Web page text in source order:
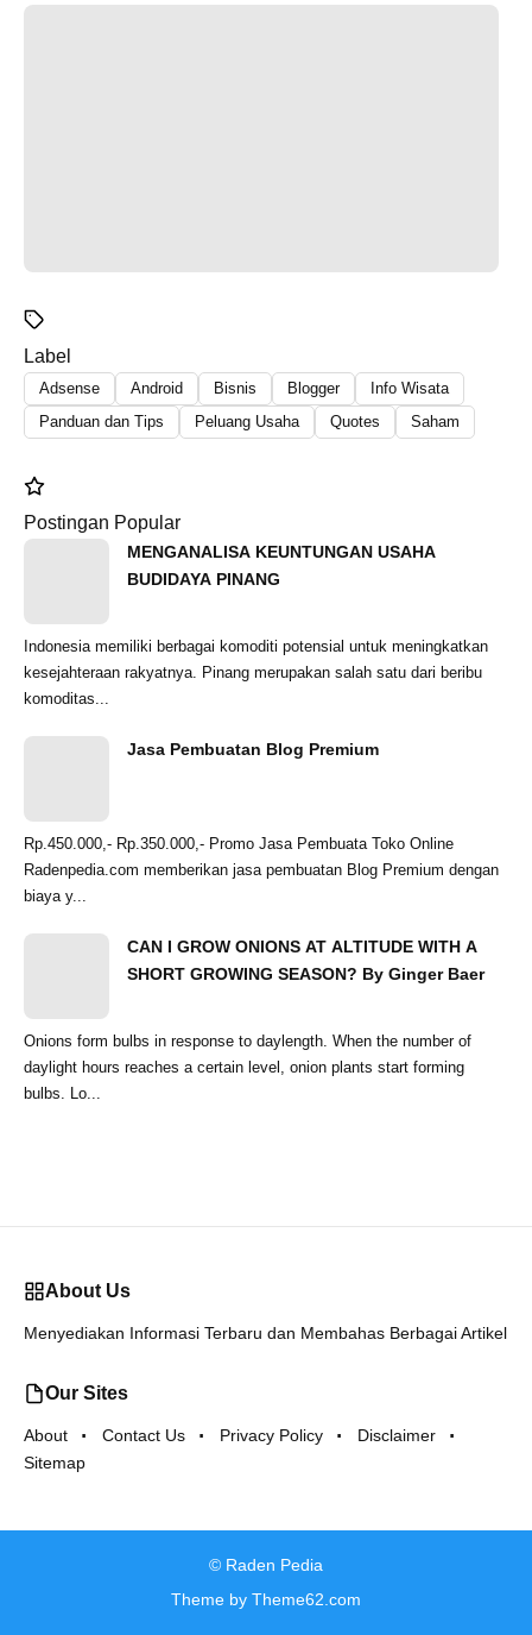
Label
Adsense Android Bisnis Blogger
Info Wisata
Panduan dan Tips
Peluang Usaha Quotes Saham
Postingan Popular
MENGANALISA KEUNTUNGAN USAHA
BUDIDAYA PINANG
Indonesia memiliki berbagai komoditi potensial untuk meningkatkan
kesejahteraan rakyatnya. Pinang merupakan salah satu dari beribu
komoditas...
Jasa Pembuatan Blog Premium
Rp.450.000,- Rp.350.000,- Promo Jasa Pembuata Toko Online
Radenpedia.com memberikan jasa pembuatan Blog Premium dengan
biaya y...
CAN I GROW ONIONS AT ALTITUDE WITH A
SHORT GROWING SEASON? By Ginger Baer
Onions form bulbs in response to daylength. When the number of
daylight hours reaches a certain level, onion plants start forming
bulbs. Lo...
About Us
Menyediakan Informasi Terbaru dan Membahas Berbagai Artikel
Our Sites
About Contact Us Privacy Policy
Disclaimer
Sitemap
© Raden Pedia
Theme by Theme62.com